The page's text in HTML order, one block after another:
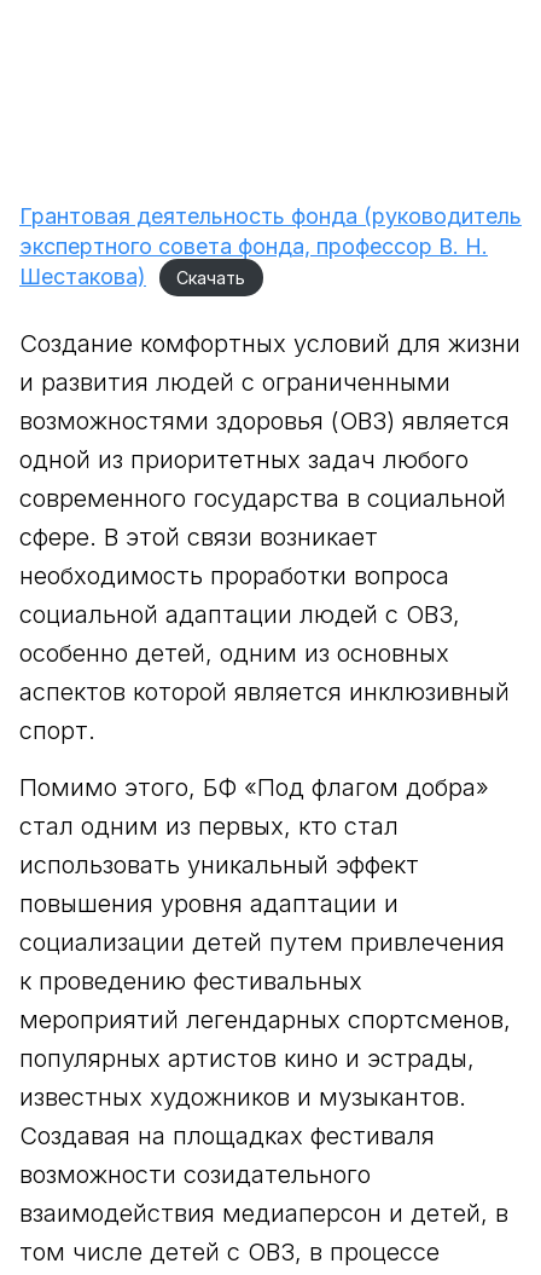
Грантовая деятельность фонда (руководитель
экспертного совета фонда, профессор В. Н.
Шестакова)
Скачать
Создание комфортных условий для жизни
и развития людей с ограниченными
возможностями здоровья (ОВЗ) является
одной из приоритетных задач любого
современного государства в социальной
сфере. В этой связи возникает
необходимость проработки вопроса
социальной адаптации людей с ОВЗ,
особенно детей, одним из основных
аспектов которой является инклюзивный
спорт.
Помимо этого, БФ «Под флагом добра»
стал одним из первых, кто стал
использовать уникальный эффект
повышения уровня адаптации и
социализации детей путем привлечения
к проведению фестивальных
мероприятий легендарных спортсменов,
популярных артистов кино и эстрады,
известных художников и музыкантов.
Создавая на площадках фестиваля
возможности созидательного
взаимодействия медиаперсон и детей, в
том числе детей с ОВЗ, в процессе